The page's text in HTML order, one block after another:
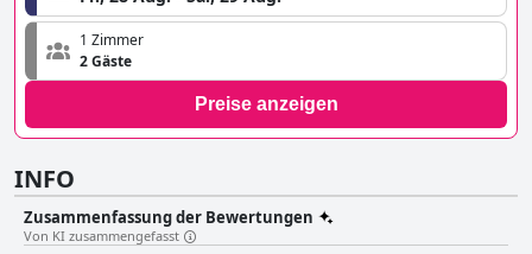
1 Zimmer
2 Gäste
Preise anzeigen
INFO
Zusammenfassung der Bewertungen
Von KI zusammengefasst